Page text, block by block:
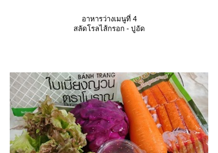
อาหารว่างเมนูที่ 4
สลัดโรลไส้กรอก - ปูอัด